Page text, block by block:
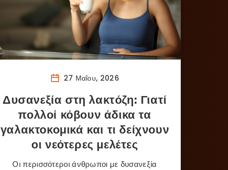
27 Μαΐου, 2026
Δυσανεξία στη λακτόζη: Γιατί
πολλοί κόβουν άδικα τα
γαλακτοκομικά και τι δείχνουν
οι νεότερες μελέτες
Οι περισσότεροι άνθρωποι με δυσανεξία